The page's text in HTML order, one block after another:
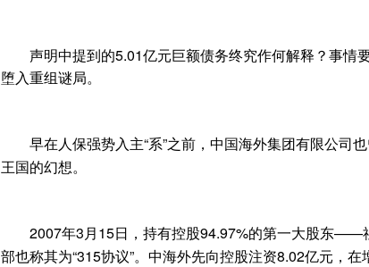
声明中提到的5.01亿元巨额债务终究作何解释？事情
堕入重组谜局。
早在人保强势入主“系”之前，中国海外集团有限公司
王国的幻想。
2007年3月15日，持有控股94.97%的第一大股东——
部也称其为“315协议”。中海外先向控股注资8.02亿元，